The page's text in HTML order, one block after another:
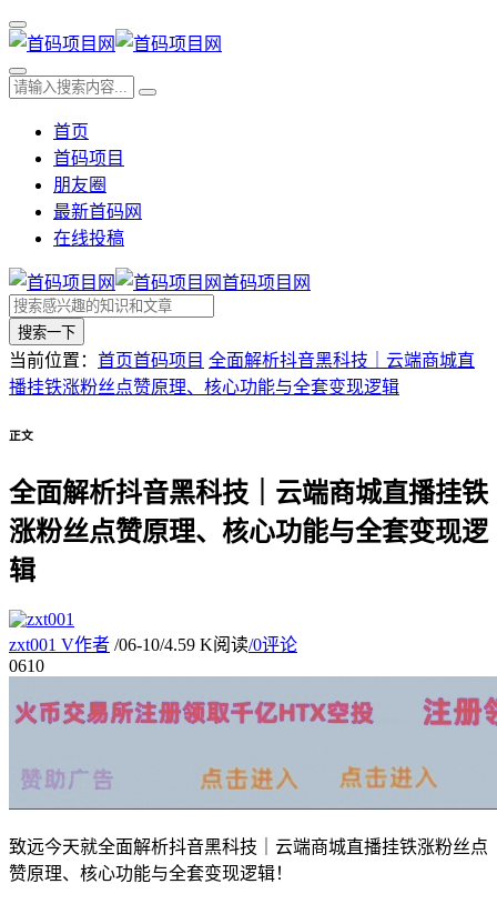
首页
首码项目
朋友圈
最新首码网
在线投稿
首码项目网
搜索一下
当前位置： 首页首码项目 全面解析抖音黑科技｜云端商城直
播挂铁涨粉丝点赞原理、核心功能与全套变现逻辑
正文
全面解析抖音黑科技｜云端商城直播挂铁
涨粉丝点赞原理、核心功能与全套变现逻
辑
zxt001 V作者 /06-10/4.59 K阅读/0评论
0610
致远今天就全面解析抖音黑科技｜云端商城直播挂铁涨粉丝点
赞原理、核心功能与全套变现逻辑！